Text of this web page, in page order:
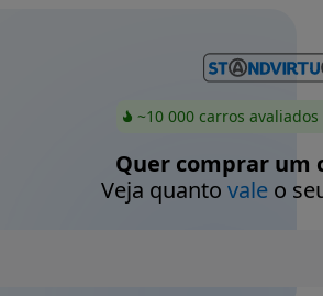
~10 000 carros
Quer comprar um
Veja quanto valeo